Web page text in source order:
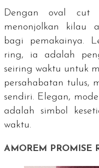
Dengan oval cut
menonjolkan kilau
bagi pemakainya.
ring, ia adalah
seiring waktu untuk
persahabatan tulus,
sendiri. Elegan,
adalah simbol
waktu.
AMOREM PROMISE